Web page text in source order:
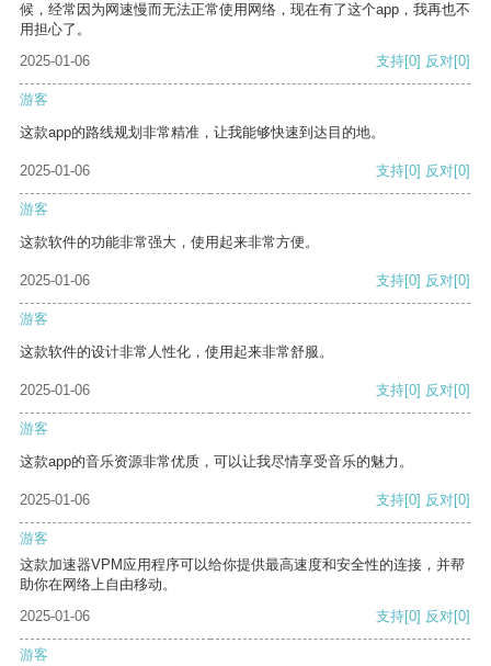
候，经常因为网速慢而无法正常使用网络，现在有了这个app，我再也不
用担心了。
2025-01-06
支持[0] 反对[0]
游客
这款app的路线规划非常精准，让我能够快速到达目的地。
2025-01-06 支持[0] 反对[0]
游客
这款软件的功能非常强大，使用起来非常方便。
2025-01-06 支持[0] 反对[0]
游客
这款软件的设计非常人性化，使用起来非常舒服。
2025-01-06 支持[0] 反对[0]
游客
这款app的音乐资源非常优质，可以让我尽情享受音乐的魅力。
2025-01-06 支持[0] 反对[0]
游客
这款加速器VPM应用程序可以给你提供最高速度和安全性的连接，并帮
助你在网络上自由移动。
2025-01-06
支持[0] 反对[0]
游客